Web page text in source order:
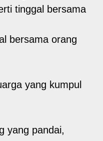
tinggal bersama
bersama orang
yang kumpul
yang pandai,